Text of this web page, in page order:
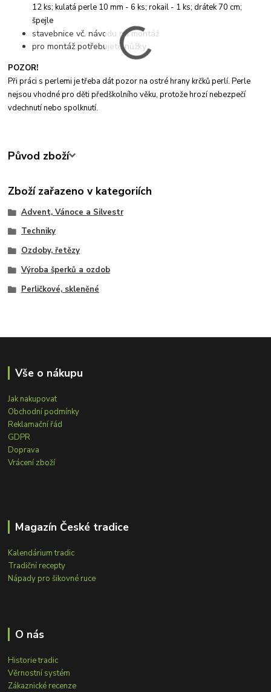
12 ks; kulatá perle 10 mm - 6 ks; rokail - 1 ks; drátek 70 cm;
špejle
stavebnice vč. návodu na montáž
pro montáž potřebujete nůžky
POZOR!
Při práci s perlemi je třeba dát pozor na ostré hrany krčků perlí. Perle
nejsou vhodné pro děti předškolního věku, protože hrozí nebezpečí
vdechnutí nebo spolknutí.
Původ zboží
Zboží zařazeno v kategoriích
Advent, Vánoce a Silvestr
Techniky
Ozdoby, řetězy
Výroba šperků a ozdob
Perličkové, skleněné
Vše o nákupu
Jak nakupovat
Obchodní podmínky
Reklamační řád
GDPR
Doprava
Vrácení zboží
Magazín České tradice
Kalendárium tradic
Tradiční recepty
Nápady pro šikovné ruce
O nás
Historie tradic
Věrnostní systém
Zákaznické recenze